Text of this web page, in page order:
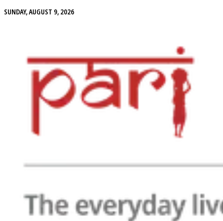
SUNDAY, AUGUST 9, 2026